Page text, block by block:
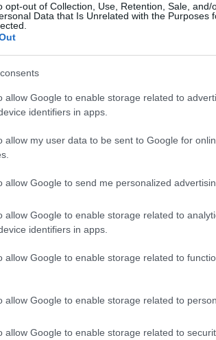
opt-out of Collection, Use, Retention, Sale, and/
Data that Is Unrelated with the Purposes
allow Google to enable storage related to
identifiers in apps.
allow my user data to be sent to Google for
allow Google to send me personalized
allow Google to enable storage related to
identifiers in apps.
allow Google to enable storage related to
allow Google to enable storage related to
allow Google to enable storage related to
részletes program, de ami minden nap
kiállítás, valamint keddtől
A
DE MOST
VOLT